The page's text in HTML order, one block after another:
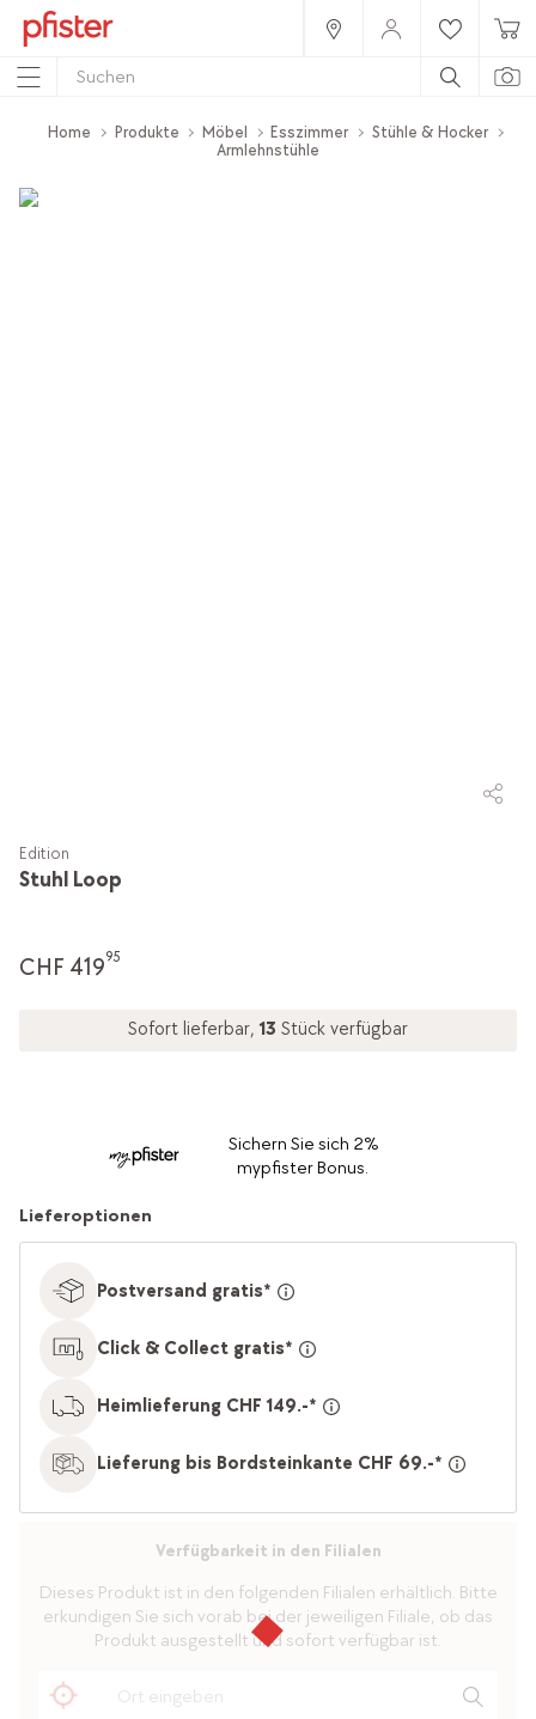
Home Produkte Möbel Esszimmer
Stühle & Hocker
Armlehnstühle
Stuhl Loop
Edition
CHF 41995
Sofort lieferbar,13 Stück verfügbar
Sichern Sie sich 2%
mypfister Bonus.
Lieferoptionen
Postversand gratis*
Click & Collect gratis*
Heimlieferung CHF 149.-*
Lieferung bis Bordsteinkante CHF 69.-*
Verfügbarkeit in den Filialen
Dieses Produkt ist in den folgenden Filialen erhältlich. Bitte
erkundigen Sie sich vorab bei der jeweiligen Filiale, ob das
Produkt ausgestellt und sofort verfügbar ist.